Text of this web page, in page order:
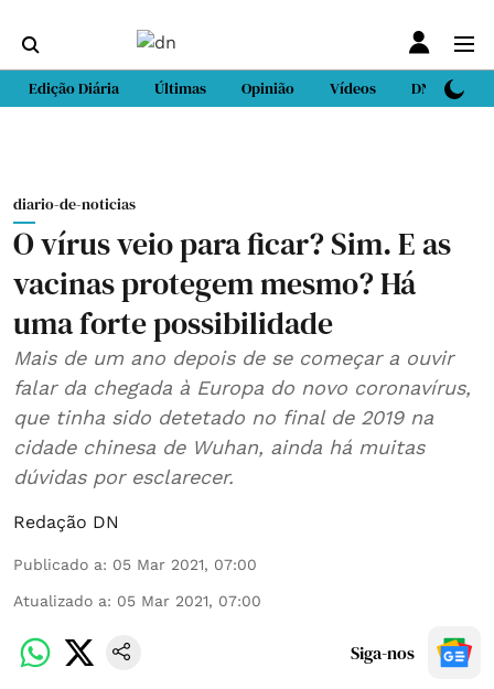
Edição Diária Últimas Opinião Vídeos DN Sport
diario-de-noticias
O vírus veio para ficar? Sim. E as
vacinas protegem mesmo? Há
uma forte possibilidade
Mais de um ano depois de se começar a ouvir
falar da chegada à Europa do novo coronavírus,
que tinha sido detetado no final de 2019 na
cidade chinesa de Wuhan, ainda há muitas
dúvidas por esclarecer.
Redação DN
Publicado a: 05 Mar 2021, 07:00
Atualizado a: 05 Mar 2021, 07:00
Siga-nos